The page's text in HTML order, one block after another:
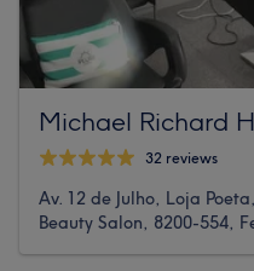
Michael Richard
32 reviews
Av. 12 de Julho, Loja
Beauty Salon, 8200-554,